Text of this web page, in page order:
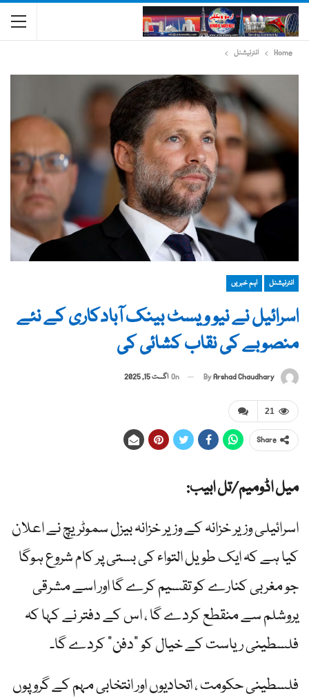
Home انٹرنیشنل
انٹرنیشنل اہم خبریں
اسرائیل نے نیو ویسٹ بینک آبادکاری کے نئے
منصوبے کی نقاب کشائی کی
ByArshad Chaudhary
On اگست 15, 2025
21
Share
میل اڈومیم/تل ابیب:
اسرائیلی وزیر خزانہ کے وزیر خزانہ بیزل سموٹریچ نے اعلان
کیا ہے کہ ایک طویل التواء کی بستی پر کام شروع ہوگا
جو مغربی کنارے کو تقسیم کرے گا اور اسے مشرقی
یروشلم سے منقطع کردے گا ، اس کے دفتر نے کہا کہ
فلسطینی ریاست کے خیال کو "دفن” کردے گا۔
فلسطینی حکومت ، اتحادیوں اور انتخابی مہم کے گروپوں